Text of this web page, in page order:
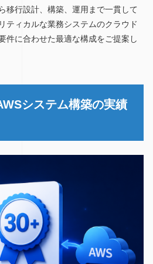
移行設計、構築、運用まで一貫して
ティカルな業務システムのクラウド
件に合わせた最適な構成をご提案し
システム構築の実績